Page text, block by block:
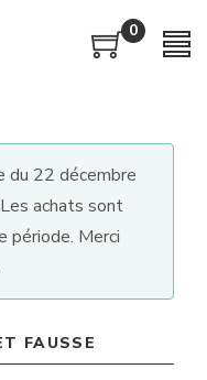
0
du 22 décembre
achats sont
période. Merci
FAUSSE